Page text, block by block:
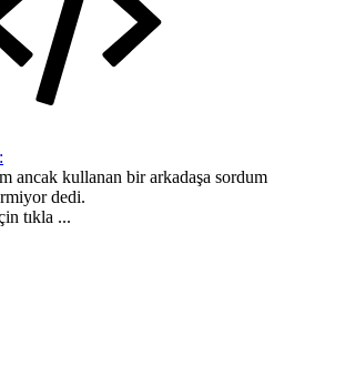
ancak kullanan bir arkadaşa sordum
dedi.
tıkla ...